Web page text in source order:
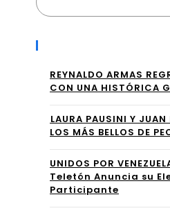
TA
N:
YO
NO
NA
CÍ
REYNALDO ARMAS
CON UNA HISTÓRICA
⁠LAURA PAUSINI Y
LOS MÁS BELLOS DE
UNIDOS POR
Teletón Anuncia su
Participante